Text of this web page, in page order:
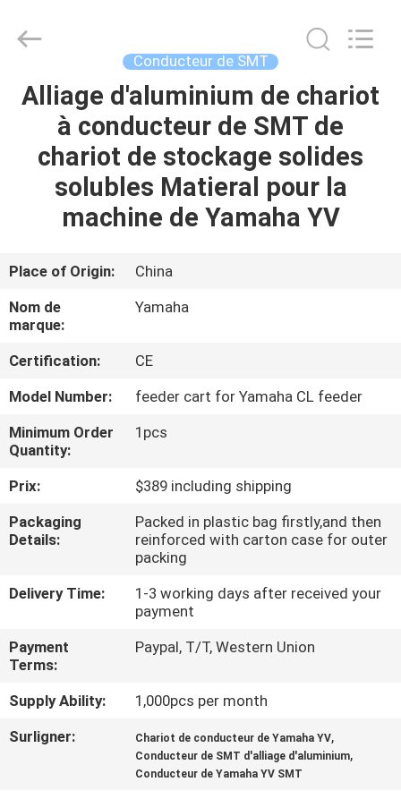
MAISON
PRODUITS
VIDÉOS
À
PROPOS
DE
NOUS
DE
L'USINE
CONTRÔLE
CONTACTEZ-
NOUS
NOUVELLES
CHARMHIGH
TECHNOLOGY
Reserved.
Conducteur de SMT
Alliage d'aluminium de chariot
à conducteur de SMT de
chariot de stockage solides
solubles Matieral pour la
machine de Yamaha YV
Place of Origin:
China
Nom de
marque:
Yamaha
Certification:
CE
Model Number:
feeder cart for Yamaha CL feeder
Minimum Order
Quantity:
1pcs
Prix:
$389 including shipping
Packaging
Details:
Packed in plastic bag firstly,and then
reinforced with carton case for outer
packing
Delivery Time:
1-3 working days after received your
payment
Payment
Terms:
Paypal, T/T, Western Union
Supply Ability:
1,000pcs per month
Surligner:
Chariot de conducteur de Yamaha YV,
Conducteur de SMT d'alliage d'aluminium,
Conducteur de Yamaha YV SMT